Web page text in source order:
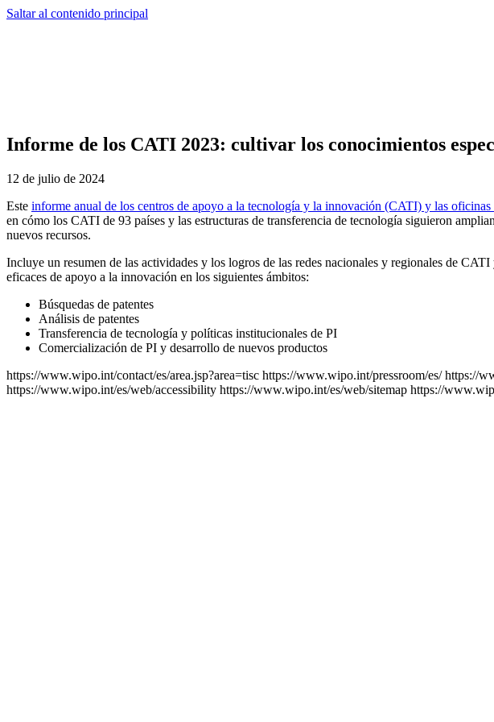
Saltar al contenido principal
Informe de los CATI 2023: cultivar los conocimientos
12 de julio de 2024
Este informe anual de los centros de apoyo a la tecnología y la innovación (CATI) y las
en cómo los CATI de 93 países y las estructuras de transferencia de tecnología siguieron
nuevos recursos.
Incluye un resumen de las actividades y los logros de las redes nacionales y regionales de
eficaces de apoyo a la innovación en los siguientes ámbitos:
Búsquedas de patentes
Análisis de patentes
Transferencia de tecnología y políticas institucionales de PI
Comercialización de PI y desarrollo de nuevos productos
https://www.wipo.int/contact/es/area.jsp?area=tisc https://www.wipo.int/pressroom/es/ https://
https://www.wipo.int/es/web/accessibility https://www.wipo.int/es/web/sitemap https://